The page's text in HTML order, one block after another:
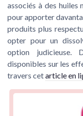
associés à des huiles
pour apporter
produits plus
opter pour un
option judicieuse.
disponibles sur les
travers cetarticle en